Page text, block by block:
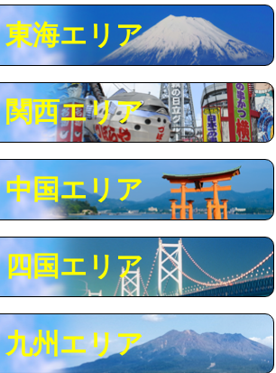
（厚さ10㎝超え） 38,500円
10㎝まで） 27,500円
さ10㎝超え） 38,500円
16,500円
現場見積
までの価格です。
東海エリア
関西エリア
中国エリア
四国エリア
九州エリア